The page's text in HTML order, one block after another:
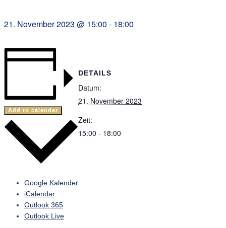
21. November 2023 @ 15:00 - 18:00
Add to calendar
Google Kalender
iCalendar
Outlook 365
Outlook Live
DETAILS
Datum:
21. November 2023
Zeit:
15:00 - 18:00